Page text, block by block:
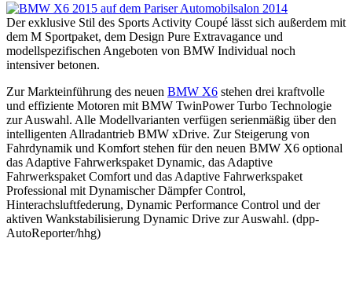
Der exklusive Stil des Sports Activity Coupé lässt sich außerdem mit
dem M Sportpaket, dem Design Pure Extravagance und
modellspezifischen Angeboten von BMW Individual noch
intensiver betonen.
Zur Markteinführung des neuen BMW X6 stehen drei kraftvolle
und effiziente Motoren mit BMW TwinPower Turbo Technologie
zur Auswahl. Alle Modellvarianten verfügen serienmäßig über den
intelligenten Allradantrieb BMW xDrive. Zur Steigerung von
Fahrdynamik und Komfort stehen für den neuen BMW X6 optional
das Adaptive Fahrwerkspaket Dynamic, das Adaptive
Fahrwerkspaket Comfort und das Adaptive Fahrwerkspaket
Professional mit Dynamischer Dämpfer Control,
Hinterachsluftfederung, Dynamic Performance Control und der
aktiven Wankstabilisierung Dynamic Drive zur Auswahl. (dpp-
AutoReporter/hhg)